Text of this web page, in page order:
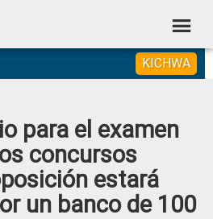
KICHWA
para el examen
concursos
estará
un banco de 100